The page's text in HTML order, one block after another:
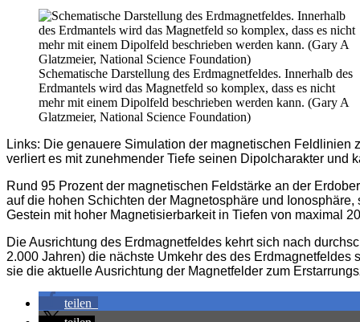
Schematische Darstellung des Erdmagnetfeldes. Innerhalb des
Erdmantels wird das Magnetfeld so komplex, dass es nicht
mehr mit einem Dipolfeld beschrieben werden kann. (Gary A
Glatzmeier, National Science Foundation)
Links: Die genauere Simulation der magnetischen
verliert es mit zunehmender Tiefe seinen Dipolcharakter und
Rund 95 Prozent der magnetischen Feldstärke an der
auf die hohen Schichten der Magnetosphäre und
Gestein mit hoher Magnetisierbarkeit in Tiefen von maximal
Die Ausrichtung des Erdmagnetfeldes kehrt sich nach
2.000 Jahren) die nächste Umkehr des des
sie die aktuelle Ausrichtung der Magnetfelder zum
teilen